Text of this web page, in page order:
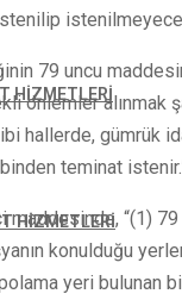
HİZMETLERİ
HİZMETLERİ
79 uncu
önlemler alınmak
hallerde, gümrük
teminat
“(1) 79
konulduğu
yeri bulunan